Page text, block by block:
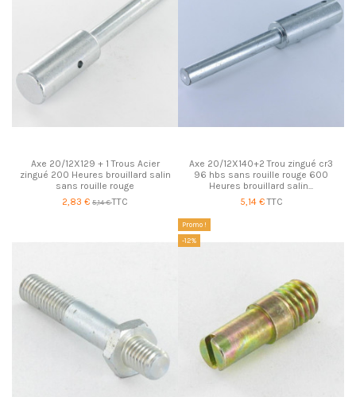
Axe 20/12X129 + 1 Trous Acier
zingué 200 Heures brouillard salin
sans rouille rouge
2,83 € 5,14 €TTC
Axe 20/12X140+2 Trou zingué cr3
96 hbs sans rouille rouge 600
Heures brouillard salin...
5,14 €TTC
Promo !
-12%